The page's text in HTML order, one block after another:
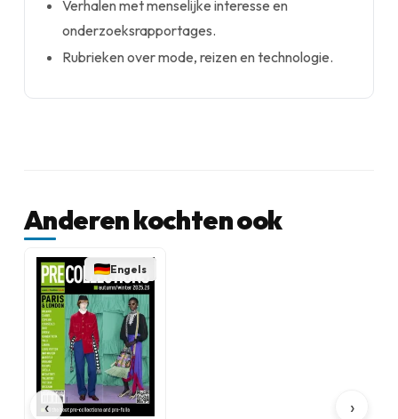
Verhalen met menselijke interesse en
onderzoeksrapportages.
Rubrieken over mode, reizen en technologie.
Anderen kochten ook
‹
Engels
›